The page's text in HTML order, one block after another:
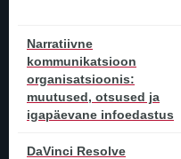
Narratiivne
kommunikatsioon
organisatsioonis:
muutused, otsused ja
igapäevane infoedastus
DaVinci Resolve